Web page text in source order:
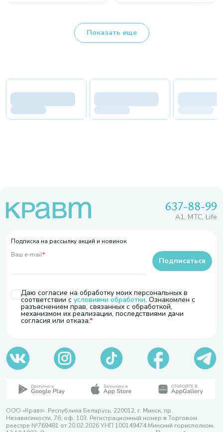
Показать еще
637-88-99
A1, МТС, Life
Подписка на рассылку акций и новинок
Ваш e-mail*
Даю согласие на обработку моих персональных в
соответствии с условиями обработки. Ознакомлен с
разъяснением прав, связанных с обработкой,
механизмом их реализации, последствиями дачи
согласия или отказа.
Подписаться
ООО «Кравт». Республика Беларусь, 220012, г. Минск, пр.
Независимости, 76, оф. 103. Регистрационный номер в Торговом
реестре №769481 от 20.02.2026 УНП 100149474 Минский горисполком,